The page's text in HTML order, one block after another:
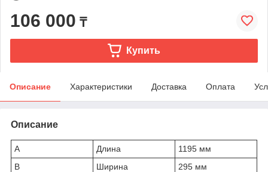
106 000 ₸
Купить
Описание Характеристики Доставка Оплата
Описание
A Длина
1195 мм
B
Ширина
295 мм